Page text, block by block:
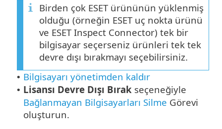
Birden çok ESET ürününün yüklenmiş
olduğu (örneğin ESET uç nokta ürünü
ve ESET Inspect Connector) tek bir
bilgisayar seçerseniz ürünleri tek tek
devre dışı bırakmayı seçebilirsiniz.
• Bilgisayarı yönetimden kaldır
• Lisansı Devre Dışı Bırak seçeneğiyle
Bağlanmayan Bilgisayarları Silme Görevi
oluşturun.